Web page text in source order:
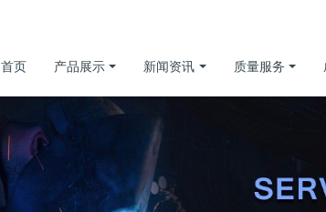
首页 产品展示 新闻资讯 质量服务